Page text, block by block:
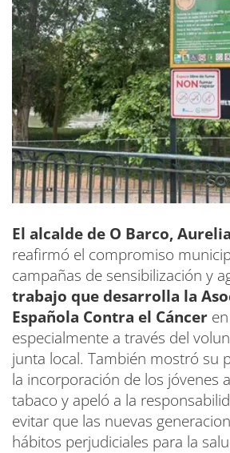
El alcalde de O Barco,
reafirmó el compromiso
campañas de sensibilización y
trabajo que desarrolla la
Española Contra el Cáncer
especialmente a través del
junta local. También mostró su
la incorporación de los jóvenes
tabaco y apeló a la
evitar que las nuevas
hábitos perjudiciales para la